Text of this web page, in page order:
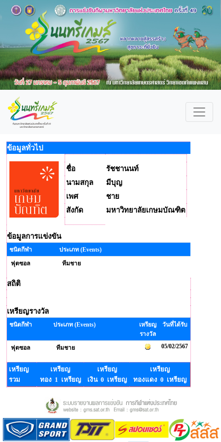
ข้อมูลทั่วไป
ชื่อ
รัชชานนท์
นามสกุล
มีบุญ
เพศ
ชาย
สังกัด
มหาวิทยาลัยเกษมบัณฑิต
ข้อมูลการแข่งขัน
ชนิดกีฬา
ประเภท (Events)
ฟุตซอล
ทีมชาย
สถิติ
เหรียญรางวัล
ชนิดกีฬา ประเภท (Events)
เหรียญ
รางวัล
วันที่ได้รับ
ฟุตซอล ทีมชาย 05/02/2567
เหรียญ
รวม
เหรียญ
ทอง 1 เหรียญ
เหรียญ
เงิน 0 เหรียญ
เหรียญ
ทองแดง 0 เหรียญ